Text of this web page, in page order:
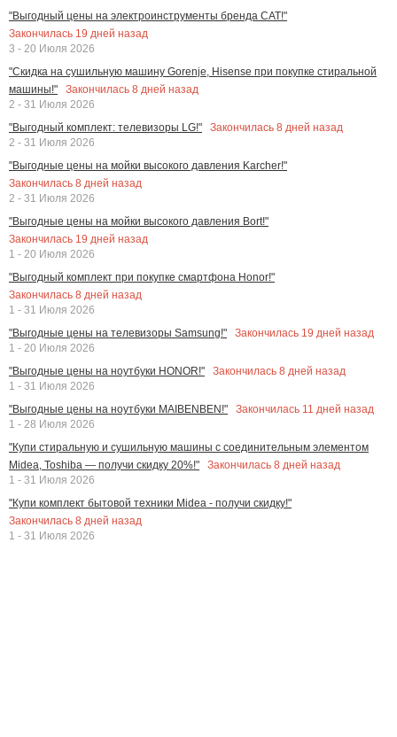
"Выгодный цены на электроинструменты бренда CAT!"
Закончилась 19 дней назад
3 - 20 Июля 2026
"Скидка на сушильную машину Gorenje, Hisense при покупке стиральной
машины!"
Закончилась 8 дней назад
2 - 31 Июля 2026
"Выгодный комплект: телевизоры LG!"
Закончилась 8 дней назад
2 - 31 Июля 2026
"Выгодные цены на мойки высокого давления Karcher!"
Закончилась 8 дней назад
2 - 31 Июля 2026
"Выгодные цены на мойки высокого давления Bort!"
Закончилась 19 дней назад
1 - 20 Июля 2026
"Выгодный комплект при покупке смартфона Honor!"
Закончилась 8 дней назад
1 - 31 Июля 2026
"Выгодные цены на телевизоры Samsung!"
Закончилась 19 дней назад
1 - 20 Июля 2026
"Выгодные цены на ноутбуки HONOR!"
Закончилась 8 дней назад
1 - 31 Июля 2026
"Выгодные цены на ноутбуки MAIBENBEN!"
Закончилась 11 дней назад
1 - 28 Июля 2026
"Купи стиральную и сушильную машины с соединительным элементом
Midea, Toshiba — получи скидку 20%!"
Закончилась 8 дней назад
1 - 31 Июля 2026
"Купи комплект бытовой техники Midea - получи скидку!"
Закончилась 8 дней назад
1 - 31 Июля 2026